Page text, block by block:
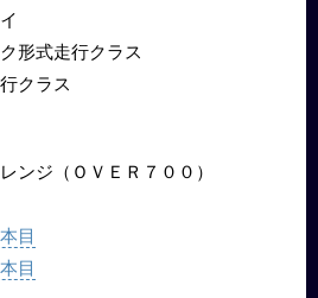
形式走行クラス
ラス
ンジ（ＯＶＥＲ７００）
目
目